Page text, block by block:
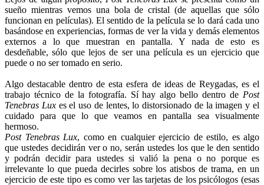
sueño mientras vemos una bola de cristal (de aquellas que sólo
funcionan en películas). El sentido de la película se lo dará cada uno
basándose en experiencias, formas de ver la vida y demás elementos
externos a lo que muestran en pantalla. Y nada de esto es
desdeñable, sólo que lejos de ser una película es un ejercicio que
puede o no ser tomado en serio.
Algo destacable dentro de esta esfera de ideas de Reygadas, es el
trabajo técnico de la fotografía. Sí hay algo bello dentro de Post
Tenebras Luxes el uso de lentes, lo distorsionado de la imagen y el
cuidado para que lo que veamos en pantalla sea visualmente
hermoso.
Post Tenebras Lux, como en cualquier ejercicio de estilo, es algo
que ustedes decidirán ver o no, serán ustedes los que le den sentido
y podrán decidir para ustedes si valió la pena o no porque es
irrelevante lo que pueda decirles sobre los atisbos de trama, en un
ejercicio de este tipo es como ver las tarjetas de los psicólogos (esas